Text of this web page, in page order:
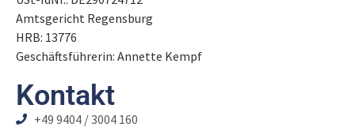
Amtsgericht Regensburg
HRB: 13776
Geschäftsführerin: Annette Kempf
Kontakt
+49 9404 / 3004 160